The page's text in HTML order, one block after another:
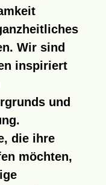
Wir sind
inspiriert
und
die ihre
möchten,